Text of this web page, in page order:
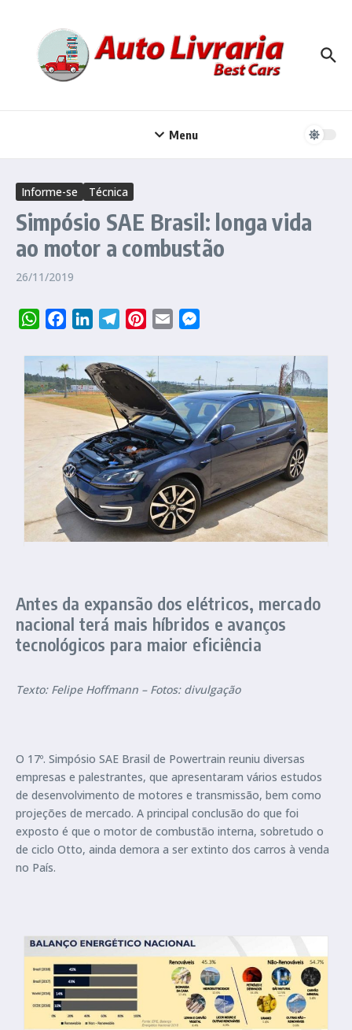
Menu
Informe-se Técnica
Simpósio SAE Brasil: longa vida
ao motor a combustão
26/11/2019
WhatsAppFacebookLinkedInTelegramPinterest
Email
Antes da expansão dos elétricos, mercado
nacional terá mais híbridos e avanços
tecnológicos para maior eficiência
Texto: Felipe Hoffmann – Fotos: divulgação
O 17º. Simpósio SAE Brasil de Powertrain reuniu diversas
empresas e palestrantes, que apresentaram vários estudos
de desenvolvimento de motores e transmissão, bem como
projeções de mercado. A principal conclusão do que foi
exposto é que o motor de combustão interna, sobretudo o
de ciclo Otto, ainda demora a ser extinto dos carros à venda
no País.